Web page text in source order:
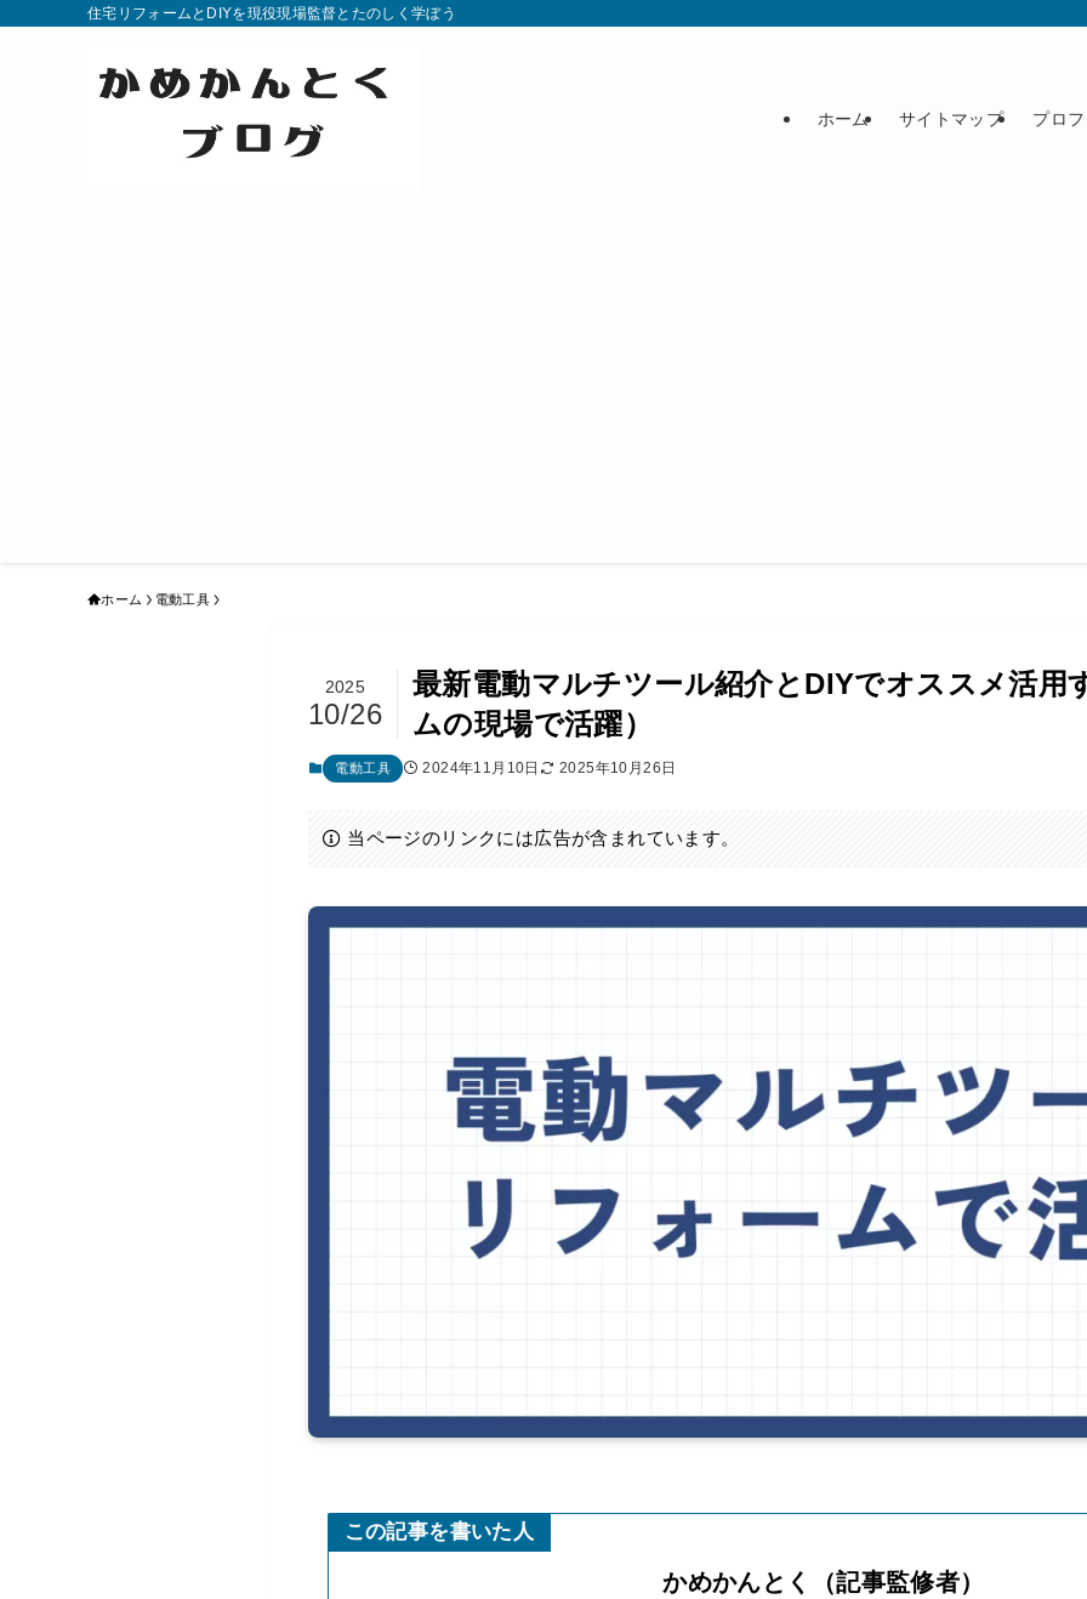
住宅リフォームとDIYを現役現場監督とたのしく学ぼう
ホーム サイトマップ プロ
ホーム 電動工具
最新電動マルチツール紹介とDIYでオススメ活用
ムの現場で活躍）
2025
10/26
電動工具 2024年11月10日 2025年10月26日
当ページのリンクには広告が含まれています。
この記事を書いた人
かめかんとく（記事監修者）